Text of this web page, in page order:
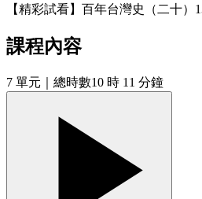
【精彩試看】百年台灣史（二十）
課程內容
7 單元 ｜總時數10 時 11 分鐘